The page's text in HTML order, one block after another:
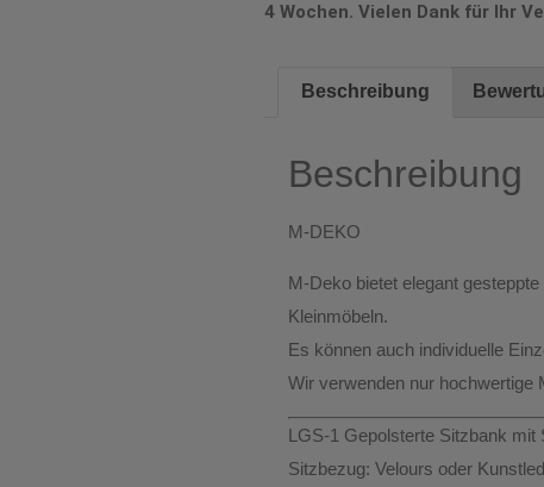
4 Wochen. Vielen Dank für Ihr
Beschreibung
Beschreibung
M-DEKO
M-Deko bietet elegant gesteppte
Kleinmöbeln.
Es können auch individuelle
Wir verwenden nur hochwertige
LGS-1 Gepolsterte Sitzbank mit
Sitzbezug:Velours oder